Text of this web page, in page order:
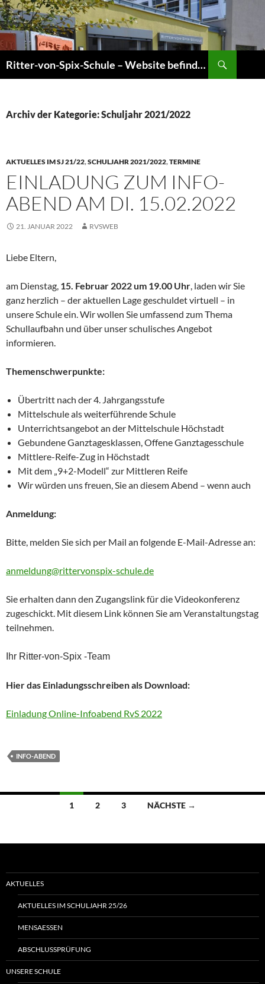
Zum
Inhalt
springen
Ritter-von-Spix-Schule – Website befindet sich gerade im Umbau! Informationen sind jedoch aktuell!
Archiv der Kategorie: Schuljahr 2021/2022
AKTUELLES IM SJ 21/22,SCHULJAHR 2021/2022,TERMINE
EINLADUNG ZUM INFO-
ABEND AM DI. 15.02.2022
21. JANUAR 2022 RVSWEB
Liebe Eltern,
am Dienstag, 15. Februar 2022 um 19.00 Uhr, laden wir Sie
ganz herzlich – der aktuellen Lage geschuldet virtuell – in
unsere Schule ein. Wir wollen Sie umfassend zum Thema
Schullaufbahn und über unser schulisches Angebot
informieren.
Themenschwerpunkte:
Übertritt nach der 4. Jahrgangsstufe
Mittelschule als weiterführende Schule
Unterrichtsangebot an der Mittelschule Höchstadt
Gebundene Ganztagesklassen, Offene Ganztagesschule
Mittlere-Reife-Zug in Höchstadt
Mit dem „9+2-Modell“ zur Mittleren Reife
Wir würden uns freuen, Sie an diesem Abend – wenn auch
Anmeldung:
Bitte, melden Sie sich per Mail an folgende E-Mail-Adresse an:
anmeldung@rittervonspix-schule.de
Sie erhalten dann den Zugangslink für die Videokonferenz
zugeschickt. Mit diesem Link können Sie am Veranstaltungstag
teilnehmen.
Ihr Ritter-von-Spix -Team
Hier das Einladungsschreiben als Download:
Einladung Online-Infoabend RvS 2022
INFO-ABEND
Beitragsnavigation
1 2 3 NÄCHSTE →
AKTUELLES
AKTUELLES IM SCHULJAHR 25/26
MENSAESSEN
ABSCHLUSSPRÜFUNG
UNSERE SCHULE